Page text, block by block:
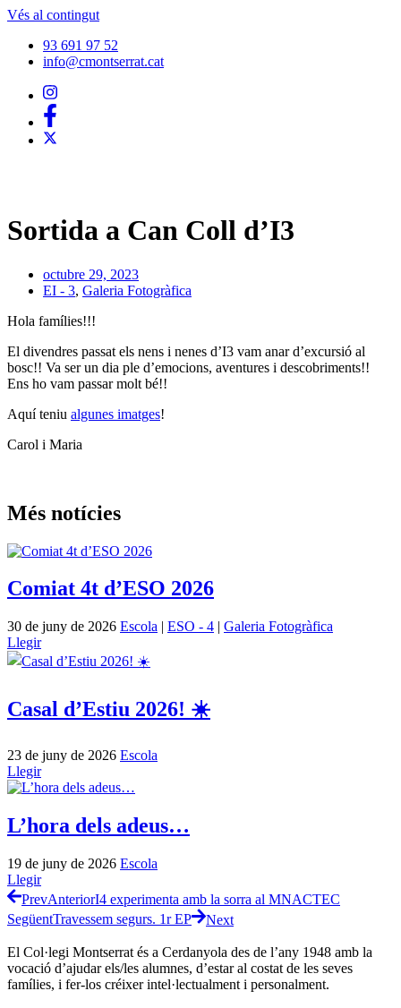
Vés al contingut
93 691 97 52
info@cmontserrat.cat
Sortida a Can Coll d’I3
octubre 29, 2023
EI - 3, Galeria Fotogràfica
Hola famílies!!!
El divendres passat els nens i nenes d’I3 vam anar d’excursió al
bosc!! Va ser un dia ple d’emocions, aventures i descobriments!!
Ens ho vam passar molt bé!!
Aquí teniu algunes imatges!
Carol i Maria
Més notícies
Comiat 4t d’ESO 2026
30 de juny de 2026 Escola | ESO - 4 | Galeria Fotogràfica
Llegir
Casal d’Estiu 2026! ☀️
23 de juny de 2026 Escola
Llegir
L’hora dels adeus…
19 de juny de 2026 Escola
Llegir
PrevAnteriorI4 experimenta amb la sorra al MNACTEC
SegüentTravessem segurs. 1r EP Next
El Col·legi Montserrat és a Cerdanyola des de l’any 1948 amb la
vocació d’ajudar els/les alumnes, d’estar al costat de les seves
famílies, i fer-los créixer intel·lectualment i personalment.